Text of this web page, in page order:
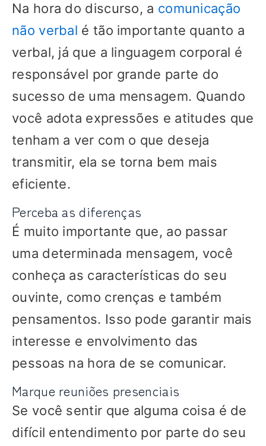
Na hora do discurso, a comunicação
não verbal é tão importante quanto a
verbal, já que a linguagem corporal é
responsável por grande parte do
sucesso de uma mensagem. Quando
você adota expressões e atitudes que
tenham a ver com o que deseja
transmitir, ela se torna bem mais
eficiente.
Perceba as diferenças
É muito importante que, ao passar
uma determinada mensagem, você
conheça as características do seu
ouvinte, como crenças e também
pensamentos. Isso pode garantir mais
interesse e envolvimento das
pessoas na hora de se comunicar.
Marque reuniões presenciais
Se você sentir que alguma coisa é de
difícil entendimento por parte do seu